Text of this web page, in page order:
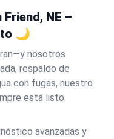
NE –
🌙
nosotros
respaldo de
con fugas, nuestro
está listo.
avanzadas y